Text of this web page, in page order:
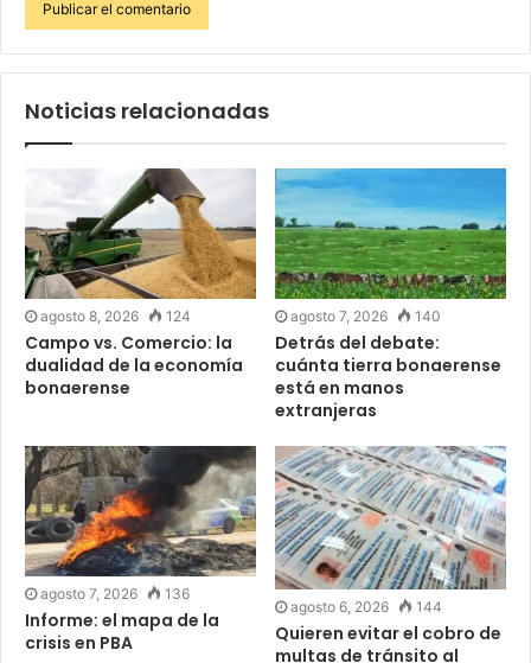
Noticias relacionadas
agosto 8, 2026 124
Campo vs. Comercio: la
dualidad de la economía
bonaerense
agosto 7, 2026 140
Detrás del debate:
cuánta tierra bonaerense
está en manos
extranjeras
agosto 7, 2026 136
Informe: el mapa de la
crisis en PBA
agosto 6, 2026 144
Quieren evitar el cobro de
multas de tránsito al